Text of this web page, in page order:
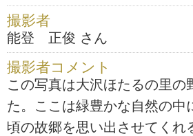
撮影者
能登 正俊 さん
撮影者コメント
この写真は大沢ほたるの里の
た。ここは緑豊かな自然の中
頃の故郷を思い出させてくれ